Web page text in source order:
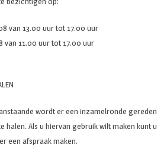
van 13.00 uur tot 17.00 uur
van 11.00 uur tot 17.00 uur
wordt er een inzamelronde gereden
halen. Als u hiervan gebruik wilt maken kunt u
een afspraak maken.